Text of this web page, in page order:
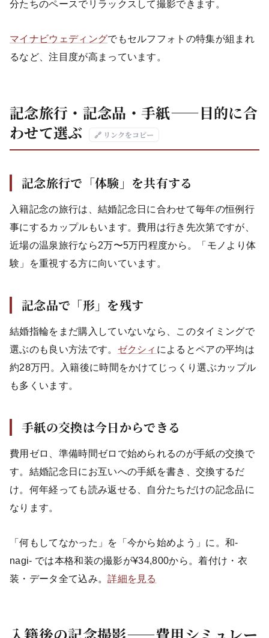
分たちのペースでリラックスして撮影できます。
マイナビウェディングでもセルフフォトの特集が組まれ
るなど、注目度が高まっています。
記念旅行・記念品・手紙——目的に合
わせて選ぶ
🔗 リンクをコピー
記念旅行で「体験」を共有する
入籍記念の旅行は、結婚記念日に合わせて毎年の恒例行
事にするカップルもいます。費用は行き先次第ですが、
近場の温泉旅行なら2万〜5万円程度から。「モノより体
験」を重視する方に向いています。
記念品で「形」を残す
結婚指輪をまだ購入していないなら、このタイミングで
選ぶのも良い方法です。 ゼクシィ によるとペアの平均は
約28万円。入籍後に時間をかけてじっくり選ぶカップル
も多くいます。
手紙の交換は今日からできる
費用ゼロ、準備時間ゼロで始められるのが手紙の交換で
す。結婚記念日にお互いへの手紙を書き、交換するだ
け。何年経っても読み返せる、自分たちだけの記念品に
なります。
「何もしてなかった」を「今から始めよう」に。和-
nagi- では本格和装の撮影が¥34,800から。着付け・衣
装・データ全て込み。詳細を見る